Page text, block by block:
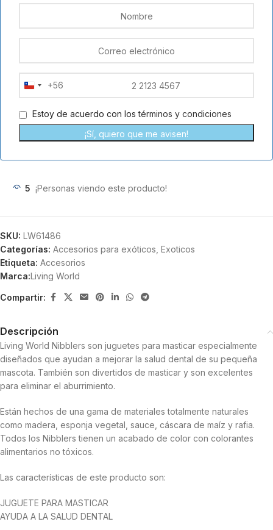
Chile
+56
+56
Estoy de acuerdo con lostérminos y condiciones
¡Sí, quiero que me avisen!
5 ¡Personas viendo este producto!
SKU: LW61486
Categorías: Accesorios para exóticos Exoticos
Etiqueta: Accesorios
Marca:Living World
Compartir:
Descripción
Living World Nibblers son juguetes para masticar especialmente
diseñados que ayudan a mejorar la salud dental de su pequeña
mascota. También son divertidos de masticar y son excelentes
para eliminar el aburrimiento.
Están hechos de una gama de materiales totalmente naturales
como madera, esponja vegetal, sauce, cáscara de maíz y rafia.
Todos los Nibblers tienen un acabado de color con colorantes
alimentarios no tóxicos.
Las características de este producto son:
JUGUETE PARA MASTICAR
AYUDA A LA SALUD DENTAL